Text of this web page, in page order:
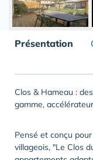
Présentation
Clos & Hameau :
gamme,
Pensé et conçu
villageois, "Le Clos